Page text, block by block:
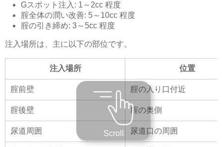
Gスポット注入: 1～2cc 程度
腟全体の潤い改善: 5～10cc 程度
腟の引き締め: 3～5cc 程度
注入場所は、主に以下の部位です。
注入場所 位置
腟前壁 腟の入り口付近
腟後壁 腟の奥側
尿道周囲 尿道口の周囲
Scroll